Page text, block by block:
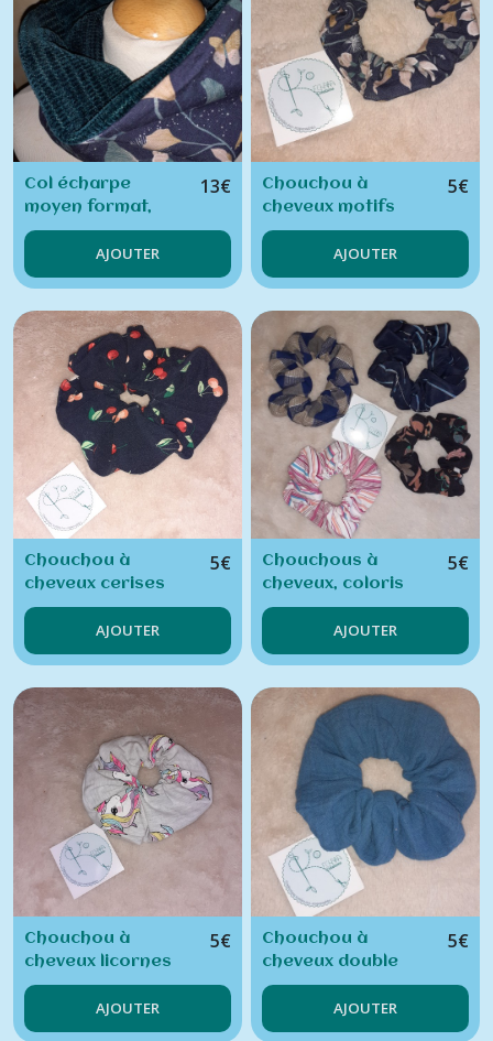
Col écharpe
moyen format,
snood
13€
AJOUTER
Chouchou à
cheveux motifs
fleuris
5€
AJOUTER
Chouchou à
cheveux cerises
5€
AJOUTER
Chouchous à
cheveux, coloris
variés
5€
AJOUTER
Chouchou à
cheveux licornes
5€
AJOUTER
Chouchou à
cheveux double
gaze bleue
5€
AJOUTER